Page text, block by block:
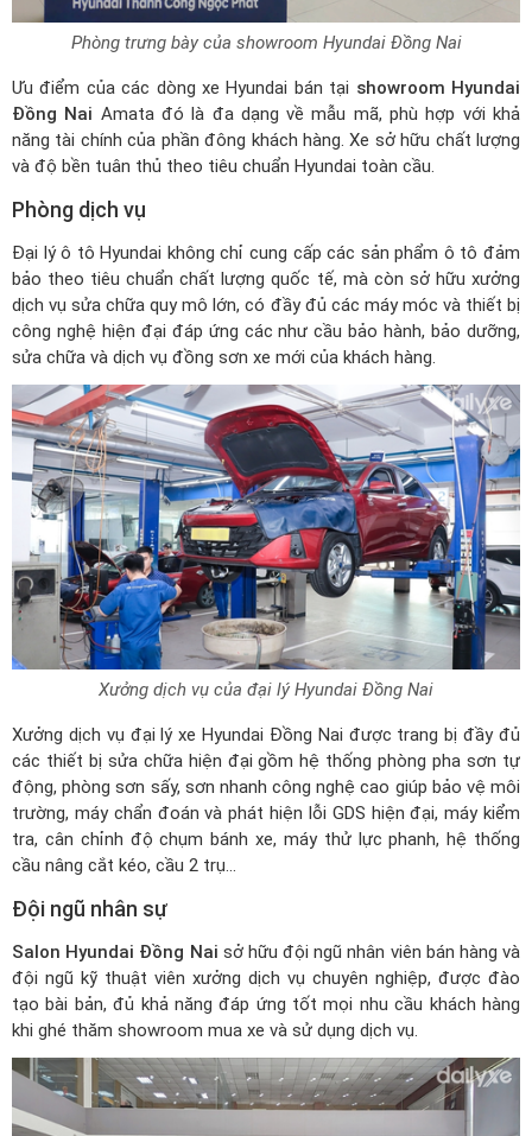
Phòng trưng bày của showroom Hyundai Đồng Nai
Ưu điểm của các dòng xe Hyundai bán tại showroom Hyundai
Đồng Nai Amata đó là đa dạng về mẫu mã, phù hợp với khả
năng tài chính của phần đông khách hàng. Xe sở hữu chất lượng
và độ bền tuân thủ theo tiêu chuẩn Hyundai toàn cầu.
Phòng dịch vụ
Đại lý ô tô Hyundai không chỉ cung cấp các sản phẩm ô tô đảm
bảo theo tiêu chuẩn chất lượng quốc tế, mà còn sở hữu xưởng
dịch vụ sửa chữa quy mô lớn, có đầy đủ các máy móc và thiết bị
công nghệ hiện đại đáp ứng các như cầu bảo hành, bảo dưỡng,
sửa chữa và dịch vụ đồng sơn xe mới của khách hàng.
Xưởng dịch vụ của đại lý Hyundai Đồng Nai
Xưởng dịch vụ đại lý xe Hyundai Đồng Nai được trang bị đầy đủ
các thiết bị sửa chữa hiện đại gồm hệ thống phòng pha sơn tự
động, phòng sơn sấy, sơn nhanh công nghệ cao giúp bảo vệ môi
trường, máy chẩn đoán và phát hiện lỗi GDS hiện đại, máy kiểm
tra, cân chỉnh độ chụm bánh xe, máy thử lực phanh, hệ thống
cầu nâng cắt kéo, cầu 2 trụ...
Đội ngũ nhân sự
Salon Hyundai Đồng Nai sở hữu đội ngũ nhân viên bán hàng và
đội ngũ kỹ thuật viên xưởng dịch vụ chuyên nghiệp, được đào
tạo bài bản, đủ khả năng đáp ứng tốt mọi nhu cầu khách hàng
khi ghé thăm showroom mua xe và sử dụng dịch vụ.